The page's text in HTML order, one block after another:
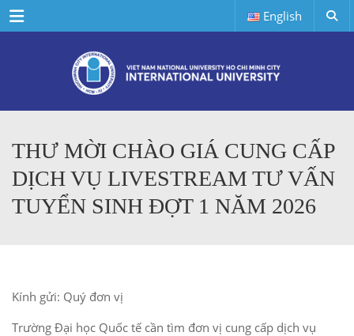
Menu English
THƯ MỜI CHÀO GIÁ CUNG CẤP
DỊCH VỤ LIVESTREAM TƯ VẤN
TUYỂN SINH ĐỢT 1 NĂM 2026
Kính gửi: Quý đơn vị
Trường Đại học Quốc tế cần tìm đơn vị cung cấp dịch vụ